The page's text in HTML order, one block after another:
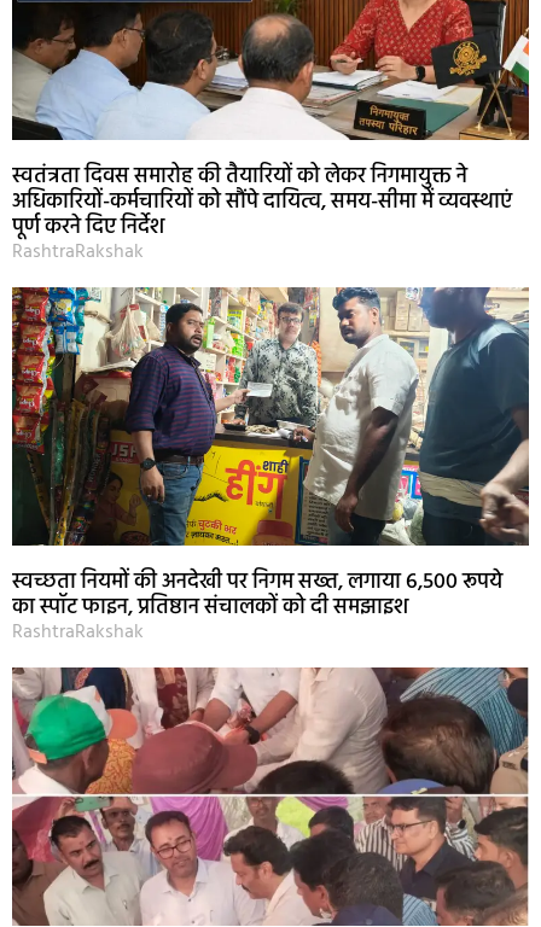
स्वतंत्रता दिवस समारोह की तैयारियों को लेकर निगमायुक्त ने
अधिकारियों-कर्मचारियों को सौंपे दायित्व, समय-सीमा में व्यवस्थाएं
पूर्ण करने दिए निर्देश
RashtraRakshak
स्वच्छता नियमों की अनदेखी पर निगम सख्त, लगाया 6,500 रूपये
का स्पॉट फाइन, प्रतिष्ठान संचालकों को दी समझाइश
RashtraRakshak